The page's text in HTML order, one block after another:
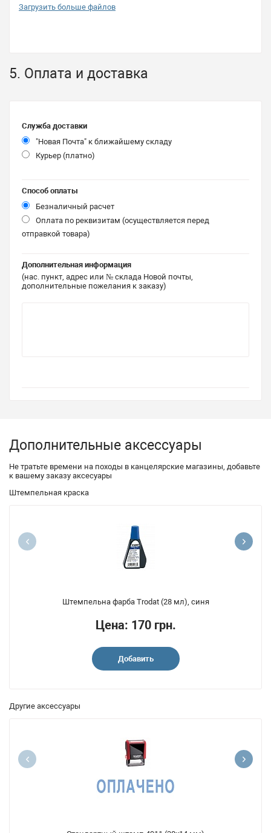
Загрузить больше файлов
5. Оплата и доставка
Служба доставки
"Новая Почта" к ближайшему складу
Курьер (платно)
Способ оплаты
Безналичный расчет
Оплата по реквизитам (осуществляется перед
отправкой товара)
Дополнительная информация
(нас. пункт, адрес или № склада Новой почты,
дополнительные пожелания к заказу)
Дополнительные аксессуары
Не тратьте времени на походы в канцелярские магазины, добавьте
к вашему заказу аксесуары
Штемпельная краска
Штемпельна фарба Trodat (28 мл), синя
Цена: 170 грн.
Добавить
Другие аксессуары